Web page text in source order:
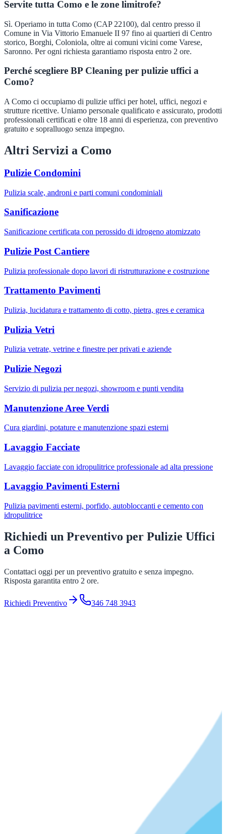
Servite tutta Como e le zone limitrofe?
Sì. Operiamo in tutta Como (CAP 22100), dal centro presso il
Comune in Via Vittorio Emanuele II 97 fino ai quartieri di Centro
storico, Borghi, Coloniola, oltre ai comuni vicini come Varese,
Saronno. Per ogni richiesta garantiamo risposta entro 2 ore.
Perché scegliere BP Cleaning per pulizie uffici a
Como?
A Como ci occupiamo di pulizie uffici per hotel, uffici, negozi e
strutture ricettive. Uniamo personale qualificato e assicurato, prodotti
professionali certificati e oltre 18 anni di esperienza, con preventivo
gratuito e sopralluogo senza impegno.
Altri Servizi a Como
Pulizie Condomini
Pulizia scale, androni e parti comuni condominiali
Sanificazione
Sanificazione certificata con perossido di idrogeno atomizzato
Pulizie Post Cantiere
Pulizia professionale dopo lavori di ristrutturazione e costruzione
Trattamento Pavimenti
Pulizia, lucidatura e trattamento di cotto, pietra, gres e ceramica
Pulizia Vetri
Pulizia vetrate, vetrine e finestre per privati e aziende
Pulizie Negozi
Servizio di pulizia per negozi, showroom e punti vendita
Manutenzione Aree Verdi
Cura giardini, potature e manutenzione spazi esterni
Lavaggio Facciate
Lavaggio facciate con idropulitrice professionale ad alta pressione
Lavaggio Pavimenti Esterni
Pulizia pavimenti esterni, porfido, autobloccanti e cemento con
idropulitrice
Richiedi un Preventivo per Pulizie Uffici
a Como
Contattaci oggi per un preventivo gratuito e senza impegno.
Risposta garantita entro 2 ore.
Richiedi Preventivo 346 748 3943